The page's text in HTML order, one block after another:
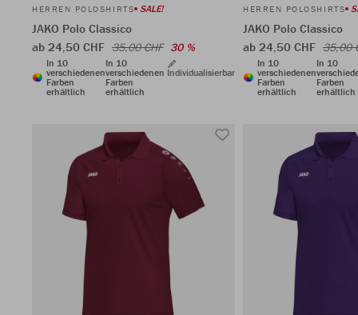
HERREN POLOSHIRTS SALE!
JAKO Polo Classico
ab 24,50 CHF 35,00 CHF 30 %
In 10
verschiedenen
Farben
erhältlich
In 10
verschiedenen
Farben
erhältlich
Individualisierbar
HERREN POLOSHIRTS
JAKO Polo Classico
ab 24,50 CHF 35,00
In 10
verschiedenen
Farben
erhältlich
In 10
Farben
erhältlich